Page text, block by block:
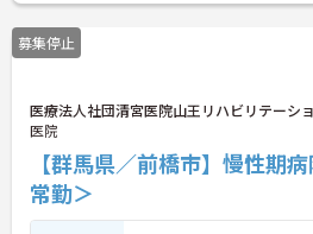
募集停止
医療法人社団清宮医院山王リハビリテーシ
医院
【群馬県／前橋市】慢性期
常勤＞